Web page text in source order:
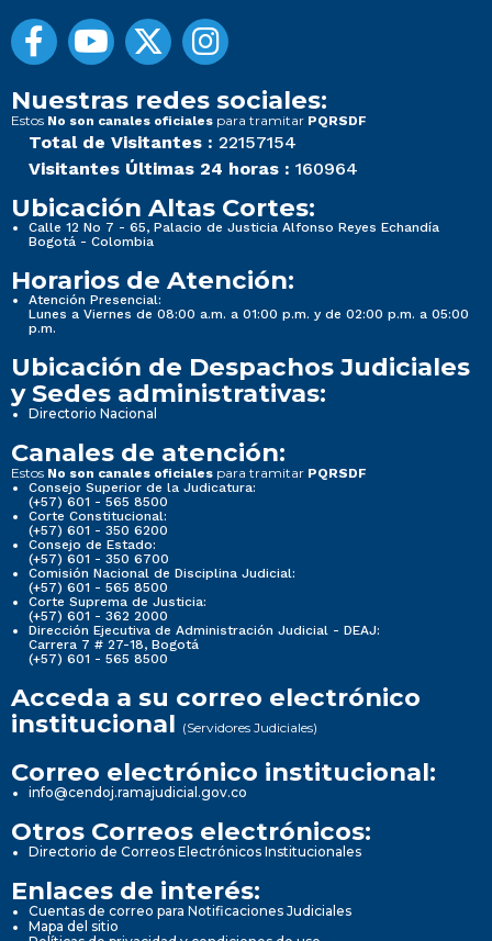
Nuestras redes sociales:
Estos No son canales oficiales para tramitar PQRSDF
Total de Visitantes : 22157154
Visitantes Últimas 24 horas : 160964
Ubicación Altas Cortes:
Calle 12 No 7 - 65, Palacio de Justicia Alfonso Reyes Echandía
Bogotá - Colombia
Horarios de Atención:
Atención Presencial:
Lunes a Viernes de 08:00 a.m. a 01:00 p.m. y de 02:00 p.m. a 05:00
p.m.
Ubicación de Despachos Judiciales
y Sedes administrativas:
Directorio Nacional
Canales de atención:
Estos No son canales oficiales para tramitar PQRSDF
Consejo Superior de la Judicatura:
(+57) 601 - 565 8500
Corte Constitucional:
(+57) 601 - 350 6200
Consejo de Estado:
(+57) 601 - 350 6700
Comisión Nacional de Disciplina Judicial:
(+57) 601 - 565 8500
Corte Suprema de Justicia:
(+57) 601 - 362 2000
Dirección Ejecutiva de Administración Judicial - DEAJ:
Carrera 7 # 27-18, Bogotá
(+57) 601 - 565 8500
Acceda a su correo electrónico
institucional (Servidores Judiciales)
Correo electrónico institucional:
info@cendoj.ramajudicial.gov.co
Otros Correos electrónicos:
Directorio de Correos Electrónicos Institucionales
Enlaces de interés:
Cuentas de correo para Notificaciones Judiciales
Mapa del sitio